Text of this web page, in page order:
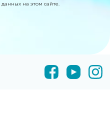
на этом сайте.